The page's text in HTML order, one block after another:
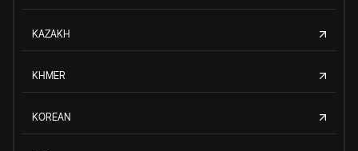
KAZAKH
KHMER
KOREAN